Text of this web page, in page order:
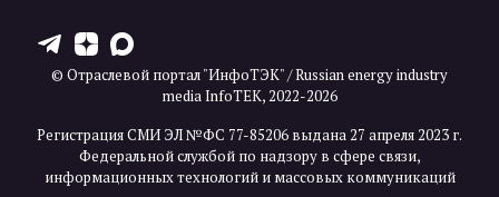
T Z X
© Отраслевой портал "ИнфоТЭК" / Russian energy industry
media InfoTEK, 2022-2026
Регистрация СМИ ЭЛ №ФС 77-85206 выдана 27 апреля 2023 г.
Федеральной службой по надзору в сфере связи,
информационных технологий и массовых коммуникаций